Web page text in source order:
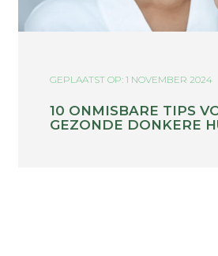
10 ONMISBARE TIPS
GEZONDE DONKERE
GEPLAATST OP: 1 NOVEMBER 2024